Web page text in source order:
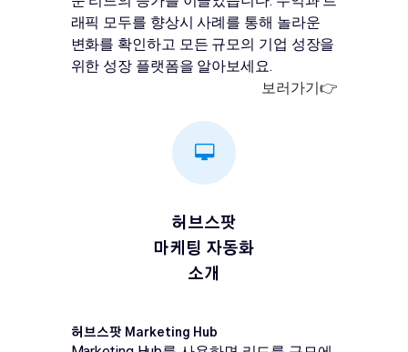
래픽 모두를 향상시 사례를 통해 놀라운
변화를 확인하고 모든 규모의 기업 성장을
위한 성장 플랫폼을 알아보세요.
보러가기👉
허브스팟
마케팅 자동화
소개
허브스팟 Marketing Hub